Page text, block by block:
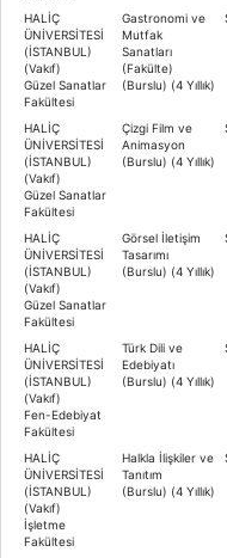
HALİÇ
ÜNİVERSİTESİ
(İSTANBUL)
(Vakıf)
Güzel Sanatlar
Fakültesi
Gastronomi ve
Mutfak
Sanatları
(Fakülte)
(Burslu) (4 Yıllık)
HALİÇ
ÜNİVERSİTESİ
(İSTANBUL)
(Vakıf)
Güzel Sanatlar
Fakültesi
Çizgi Film ve
Animasyon
(Burslu) (4 Yıllık)
HALİÇ
ÜNİVERSİTESİ
(İSTANBUL)
(Vakıf)
Güzel Sanatlar
Fakültesi
Görsel İletişim
Tasarımı
(Burslu) (4 Yıllık)
HALİÇ
ÜNİVERSİTESİ
(İSTANBUL)
(Vakıf)
Fen-Edebiyat
Fakültesi
Türk Dili ve
Edebiyatı
(Burslu) (4 Yıllık)
HALİÇ
ÜNİVERSİTESİ
(İSTANBUL)
(Vakıf)
İşletme
Fakültesi
Halkla İlişkiler ve
Tanıtım
(Burslu) (4 Yıllık)